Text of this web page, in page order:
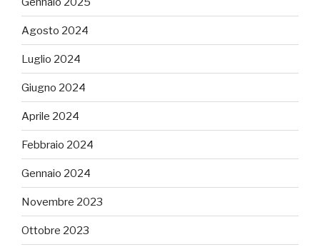
Agosto 2024
Luglio 2024
Giugno 2024
Aprile 2024
Febbraio 2024
Gennaio 2024
Novembre 2023
Ottobre 2023